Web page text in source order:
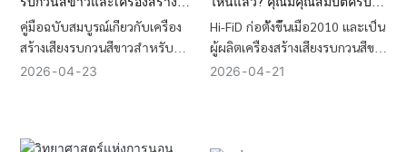
เสียง
คู่มือฉบับสมบูรณ์เกี่ยวกับเครื่อง
สร้างเสียงรบกวนสีขาวสำหรับ
ทารกและเด็ก — ระดับเสียงที่
2026 04 23
ถ้วนหรือไม่?
Hi-FiD ก่อตั้งขึ้นเมื่อ2010 และเป็น
ผู้ผลิตเครื่องสร้างเสียงรบกวนสีขาว
โดยเฉพาะมานานกว่า 16 ปี
2026 04 21